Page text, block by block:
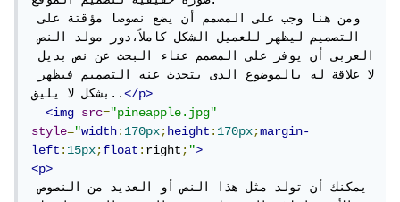
ومن هنا وجب على المصمم أن يضع نصوصا مؤقتة على
التصميم ليظهر للعميل الشكل كاملاً،دور مولد النص
العربى أن يوفر على المصمم عناء البحث عن نص بديل
بشكل لا يليق..</p>
<img
src="pineapple.jpg"
style="width:170px;height:170px;margin-
left:15px;float:right;">
<p>
يمكنك أن تولد مثل هذا النص أو العديد من النصوص